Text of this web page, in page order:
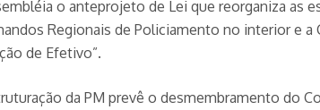
o anteprojeto de Lei que reorganiza as
Regionais de Policiamento no interior e a
de Efetivo”.
da PM prevê o desmembramento do